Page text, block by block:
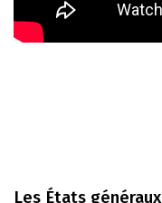
Les États